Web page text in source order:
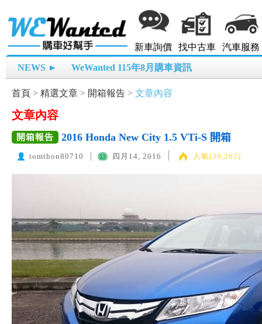
新車詢價 找中古車 汽車服務
NEWS ► WeWanted 115年8月購車資訊
首頁 > 精選文章 > 開箱報告 > 文章內容
文章內容
開箱報告 2016 Honda New City 1.5 VTi-S 開箱
tomthon80710 四月14, 2016 人氣(39,262)